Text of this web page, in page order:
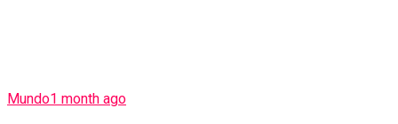
Mundo1 month ago